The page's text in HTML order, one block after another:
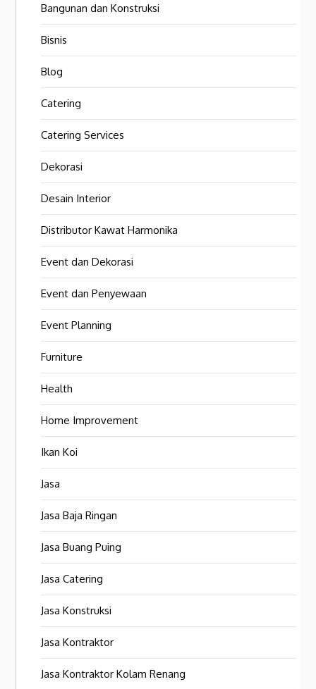
Bangunan dan Konstruksi
Bisnis
Blog
Catering
Catering Services
Dekorasi
Desain Interior
Distributor Kawat Harmonika
Event dan Dekorasi
Event dan Penyewaan
Event Planning
Furniture
Health
Home Improvement
Ikan Koi
Jasa
Jasa Baja Ringan
Jasa Buang Puing
Jasa Catering
Jasa Konstruksi
Jasa Kontraktor
Jasa Kontraktor Kolam Renang